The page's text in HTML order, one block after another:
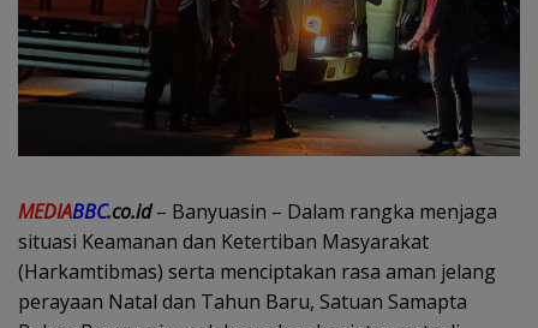
MEDIABBC.co.id– Banyuasin – Dalam rangka menjaga
situasi Keamanan dan Ketertiban Masyarakat
(Harkamtibmas) serta menciptakan rasa aman jelang
perayaan Natal dan Tahun Baru, Satuan Samapta